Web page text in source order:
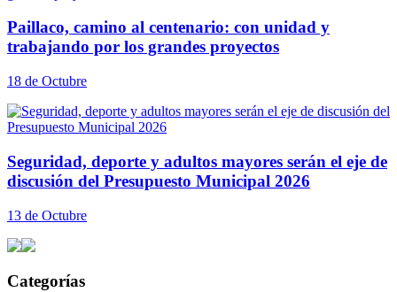
Paillaco, camino al centenario: con unidad y
trabajando por los grandes proyectos
18 de Octubre
Seguridad, deporte y adultos mayores serán el eje de
discusión del Presupuesto Municipal 2026
13 de Octubre
Categorías